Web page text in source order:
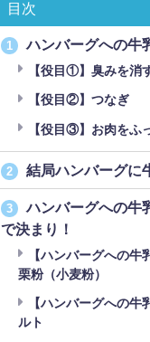
目次
1 ハンバーグへの牛
【役目①】臭みを消
【役目②】つなぎ
【役目③】お肉をふ
2 結局ハンバーグに
3
ハンバーグへの牛
で決まり！
【ハンバーグへの
栗粉（小麦粉）
【ハンバーグへの
ルト